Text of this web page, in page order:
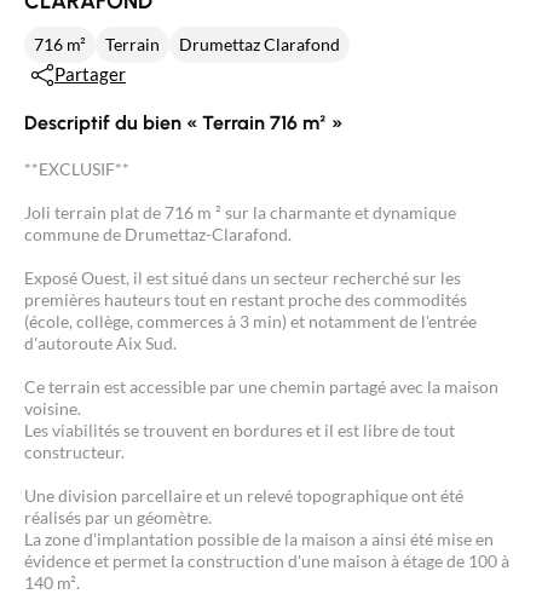
716 m² Terrain Drumettaz Clarafond
Partager
Descriptif du bien « Terrain 716 m² »
**EXCLUSIF**
Joli terrain plat de 716 m ² sur la charmante et dynamique
commune de Drumettaz-Clarafond.
Exposé Ouest, il est situé dans un secteur recherché sur les
premières hauteurs tout en restant proche des commodités
(école, collège, commerces à 3 min) et notamment de l'entrée
d'autoroute Aix Sud.
Ce terrain est accessible par une chemin partagé avec la maison
voisine.
Les viabilités se trouvent en bordures et il est libre de tout
constructeur.
Une division parcellaire et un relevé topographique ont été
réalisés par un géomètre.
La zone d'implantation possible de la maison a ainsi été mise en
évidence et permet la construction d'une maison à étage de 100 à
140 m².